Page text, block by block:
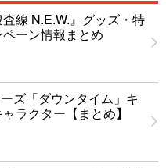
査線 N.E.W.』グッズ・特
ーン情報まとめ
ズ「ダウンタイム」キ
ラクター【まとめ】